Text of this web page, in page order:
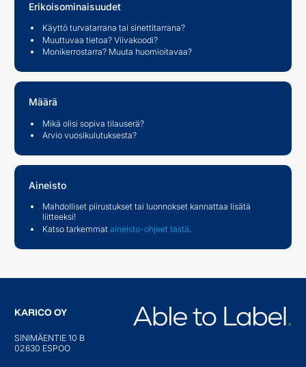
Erikoisominaisuudet
Käyttö turvatarrana tai sinettitarrana?
Muuttuvaa tietoa? Viivakoodi?
Monikerrostarra? Muuta huomioitavaa?
Määrä
Mikä olisi sopiva tilauserä?
Arvio vuosikulutuksesta?
Aineisto
Mahdolliset piirustukset tai luonnokset kannattaa lisätä
liitteeksi!
Katso tarkemmat aineisto-ohjeet tästä.
KARICO OY
SINIMÄENTIE 10 B
02630 ESPOO